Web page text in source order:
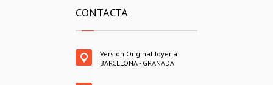
CONTACTA
Version Original Joyeria
BARCELONA - GRANADA